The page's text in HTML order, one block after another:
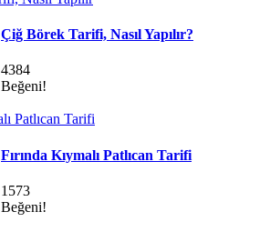
Çiğ Börek Tarifi, Nasıl Yapılır?
4384
Beğeni!
Fırında Kıymalı Patlıcan Tarifi
1573
Beğeni!